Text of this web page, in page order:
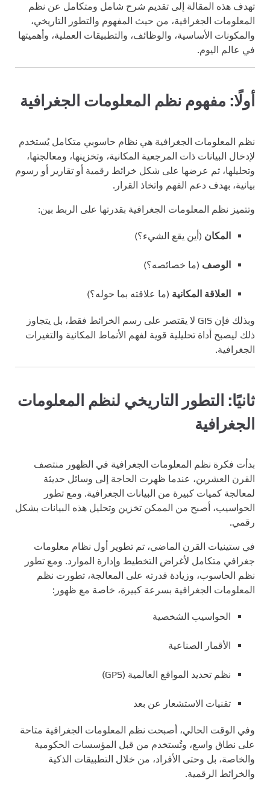
تهدف هذه المقالة إلى تقديم شرح شامل ومتكامل عن نظم
المعلومات الجغرافية، من حيث المفهوم والتطور التاريخي،
والمكونات الأساسية، والوظائف، والتطبيقات العملية، وأهميتها
في عالم اليوم.
أولًا: مفهوم نظم المعلومات الجغرافية
نظم المعلومات الجغرافية هي نظام حاسوبي متكامل يُستخدم
لإدخال البيانات ذات المرجعية المكانية، وتخزينها، ومعالجتها،
وتحليلها، ثم عرضها على شكل خرائط رقمية أو تقارير أو رسوم
بيانية، بهدف دعم الفهم واتخاذ القرار.
وتتميز نظم المعلومات الجغرافية بقدرتها على الربط بين:
المكان (أين يقع الشيء؟)
الوصف (ما خصائصه؟)
العلاقة المكانية (ما علاقته بما حوله؟)
وبذلك فإن GIS لا يقتصر على رسم الخرائط فقط، بل يتجاوز
ذلك ليصبح أداة تحليلية قوية لفهم الأنماط المكانية والتغيرات
الجغرافية.
ثانيًا: التطور التاريخي لنظم المعلومات
الجغرافية
بدأت فكرة نظم المعلومات الجغرافية في الظهور منتصف
القرن العشرين، عندما ظهرت الحاجة إلى وسائل حديثة
لمعالجة كميات كبيرة من البيانات الجغرافية. ومع تطور
الحواسيب، أصبح من الممكن تخزين وتحليل هذه البيانات بشكل
رقمي.
في ستينيات القرن الماضي، تم تطوير أول نظام معلومات
جغرافي متكامل لأغراض التخطيط وإدارة الموارد. ومع تطور
نظم الحاسوب، وزيادة قدرته على المعالجة، تطورت نظم
المعلومات الجغرافية بسرعة كبيرة، خاصة مع ظهور:
الحواسيب الشخصية
الأقمار الصناعية
نظم تحديد المواقع العالمية (GPS)
تقنيات الاستشعار عن بعد
وفي الوقت الحالي، أصبحت نظم المعلومات الجغرافية متاحة
على نطاق واسع، وتُستخدم من قبل المؤسسات الحكومية
والخاصة، بل وحتى الأفراد، من خلال التطبيقات الذكية
والخرائط الرقمية.